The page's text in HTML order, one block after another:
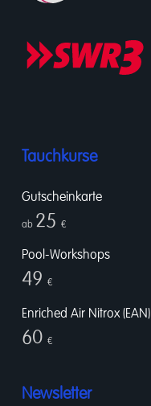
Tauchkurse
Gutscheinkarte
ab 25 €
Pool-Workshops
49 €
Enriched Air Nitrox (EAN)
60 €
Newsletter